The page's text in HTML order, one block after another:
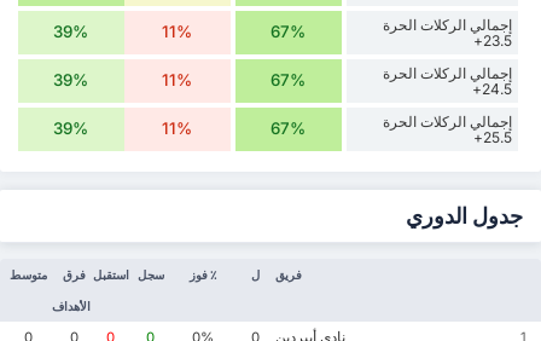
إجمالي الركلات الحرة
23.5+
67%
11%
39%
إجمالي الركلات الحرة
24.5+
67%
11%
39%
إجمالي الركلات الحرة
25.5+
67%
11%
39%
جدول الدوري
فريق ل ٪ فوز سجل استقبل فرق
الأهداف
متوسط
1 نادي أبيردين 0
0%
0
0
0
0